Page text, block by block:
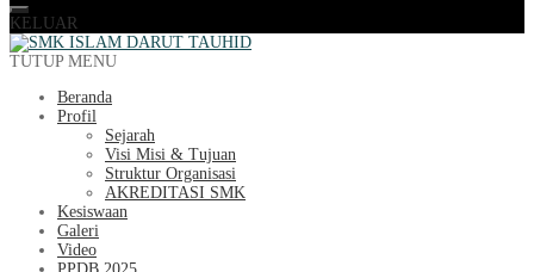
KELUAR
TUTUP MENU
Beranda
Profil
Sejarah
Visi Misi & Tujuan
Struktur Organisasi
AKREDITASI SMK
Kesiswaan
Galeri
Video